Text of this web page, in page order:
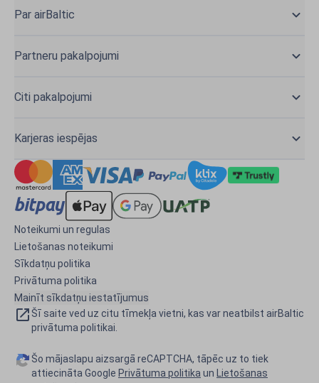
Par airBaltic
Partneru pakalpojumi
Citi pakalpojumi
Karjeras iespējas
Noteikumi un regulas
Lietošanas noteikumi
Sīkdatņu politika
Privātuma politika
Mainīt sīkdatņu iestatījumus
Šī saite ved uz citu tīmekļa vietni, kas var neatbilst airBaltic
privātuma politikai.
Šo mājaslapu aizsargā reCAPTCHA, tāpēc uz to tiek
attiecināta Google Privātuma politika un
Lietošanas